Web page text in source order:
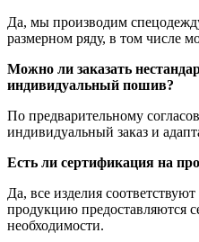
Да, мы производим
размерном ряду, в том числе
Можно ли заказать
индивидуальный пошив?
По предварительному
индивидуальный заказ и
Есть ли сертификация на
Да, все изделия
продукцию предоставляются
необходимости.